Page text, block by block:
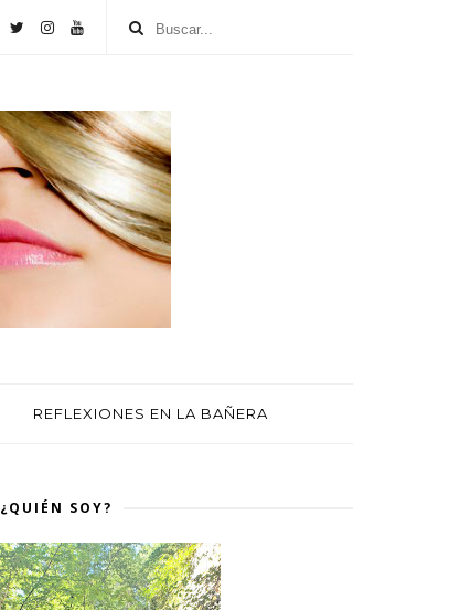
REFLEXIONES EN LA BAÑERA
¿QUIÉN SOY?